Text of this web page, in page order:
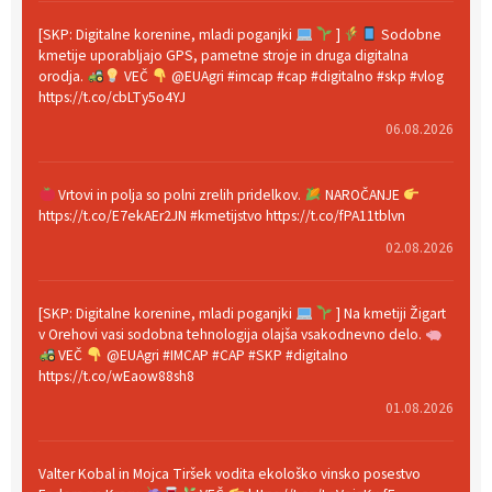
[SKP: Digitalne korenine, mladi poganjki ]
Sodobne
kmetije uporabljajo GPS, pametne stroje in druga digitalna
orodja.
VEČ
@EUAgri #imcap #cap #digitalno #skp #vlog
https://t.co/cbLTy5o4YJ
06.08.2026
Vrtovi in polja so polni zrelih pridelkov.
NAROČANJE
https://t.co/E7ekAEr2JN #kmetijstvo https://t.co/fPA11tblvn
02.08.2026
[SKP: Digitalne korenine, mladi poganjki
] Na kmetiji Žigart
v Orehovi vasi sodobna tehnologija olajša vsakodnevno delo.
VEČ
@EUAgri #IMCAP #CAP #SKP #digitalno
https://t.co/wEaow88sh8
01.08.2026
Valter Kobal in Mojca Tiršek vodita ekološko vinsko posestvo